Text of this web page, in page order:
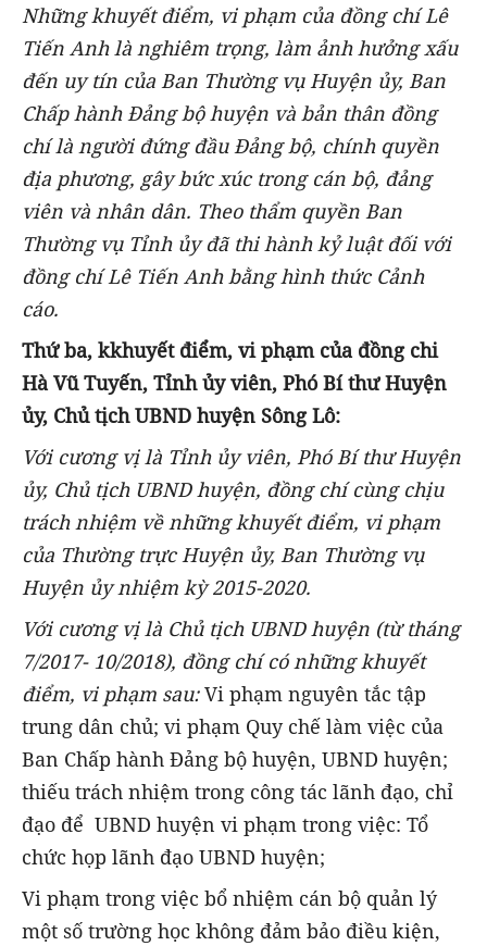
Những khuyết điểm, vi phạm của đồng chí Lê
Tiến Anh là nghiêm trọng, làm ảnh hưởng xấu
đến uy tín của Ban Thường vụ Huyện ủy, Ban
Chấp hành Đảng bộ huyện và bản thân đồng
chí là người đứng đầu Đảng bộ, chính quyền
địa phương, gây bức xúc trong cán bộ, đảng
viên và nhân dân. Theo thẩm quyền Ban
Thường vụ Tỉnh ủy đã thi hành kỷ luật đối với
đồng chí Lê Tiến Anh bằng hình thức Cảnh
cáo.
Thứ ba, kkhuyết điểm, vi phạm của đồng chi
Hà Vũ Tuyến, Tỉnh ủy viên, Phó Bí thư Huyện
ủy, Chủ tịch UBND huyện Sông Lô:
Với cương vị là Tỉnh ủy viên, Phó Bí thư Huyện
ủy, Chủ tịch UBND huyện, đồng chí cùng chịu
trách nhiệm về những khuyết điểm, vi phạm
của Thường trực Huyện ủy, Ban Thường vụ
Huyện ủy nhiệm kỳ 2015-2020.
Với cương vị là Chủ tịch UBND huyện (từ tháng
7/2017- 10/2018), đồng chí có những khuyết
điểm, vi phạm sau:Vi phạm nguyên tắc tập
trung dân chủ; vi phạm Quy chế làm việc của
Ban Chấp hành Đảng bộ huyện, UBND huyện;
thiếu trách nhiệm trong công tác lãnh đạo, chỉ
đạo để UBND huyện vi phạm trong việc: Tổ
chức họp lãnh đạo UBND huyện;
Vi phạm trong việc bổ nhiệm cán bộ quản lý
một số trường học không đảm bảo điều kiện,